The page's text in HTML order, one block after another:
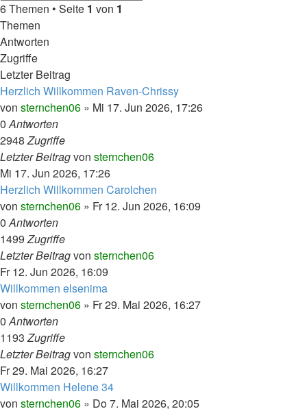
6 Themen • Seite 1 von 1
Themen
Antworten
Zugriffe
Letzter Beitrag
Herzlich Willkommen Raven-Chrissy
von sternchen06 » Mi 17. Jun 2026, 17:26
0Antworten
2948Zugriffe
Letzter Beitragvon sternchen06
Mi 17. Jun 2026, 17:26
Herzlich Willkommen Carolchen
von sternchen06 » Fr 12. Jun 2026, 16:09
0Antworten
1499Zugriffe
Letzter Beitragvon sternchen06
Fr 12. Jun 2026, 16:09
Willkommen elsenima
von sternchen06 » Fr 29. Mai 2026, 16:27
0Antworten
1193Zugriffe
Letzter Beitragvon sternchen06
Fr 29. Mai 2026, 16:27
Willkommen Helene 34
von sternchen06 » Do 7. Mai 2026, 20:05